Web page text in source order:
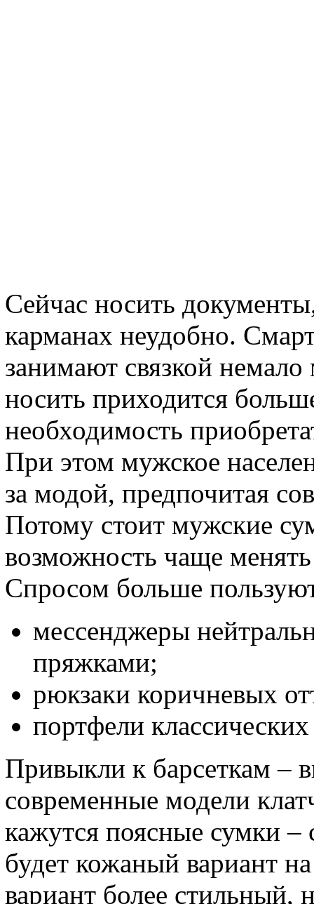
Сейчас носить
карманах неудобно.
занимают связкой
носить приходится
необходимость
При этом мужское
за модой, предпочитая
Потому стоит мужские
возможность чаще менять
Спросом больше
мессенджеры
пряжками;
рюкзаки коричневых
портфели
Привыкли к барсеткам –
современные модели
кажутся поясные сумки –
будет кожаный вариант
вариант более стильный,